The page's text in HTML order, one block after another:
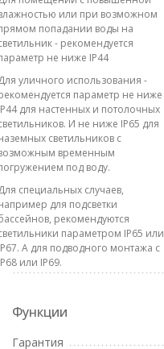
или при возможном
попадании воды на
- рекомендуется
не ниже IP44
уличного использования -
параметр не ниже
для настенных и потолочных
И не ниже IP65 для
светильников с
временным
под воду.
специальных случаев,
для подсветки
рекомендуются
параметром IP65 или
А для подводного монтажа с
или IP69.
Функции
Гарантия